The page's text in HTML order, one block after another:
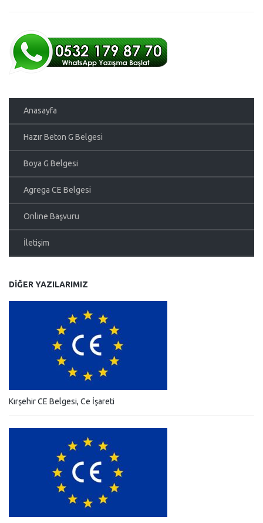
Anasayfa
Hazır Beton G Belgesi
Boya G Belgesi
Agrega CE Belgesi
Online Başvuru
İletişim
DIĞER YAZILARIMIZ
Kırşehir CE Belgesi, Ce İşareti